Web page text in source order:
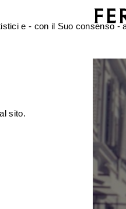
e - con il Suo consenso
sito.